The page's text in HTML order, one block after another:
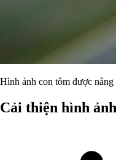
Hình ảnh con tôm được
Cải thiện hình